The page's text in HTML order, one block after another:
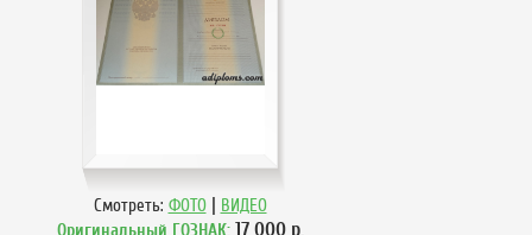
Смотреть: ФОТО | ВИДЕО
Оригинальный ГОЗНАК: 17 000р.